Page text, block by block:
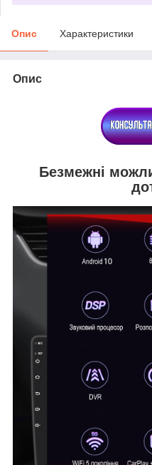
Опис Характеристики
Опис
Безмежні